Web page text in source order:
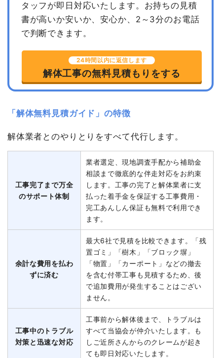
タッフが即日対応いたします。 お持ちの見積
書が高いか安いか、安心か、2～3分のお電話
で判断できます。
24時間以内に返信します
解体工事の無料見積もりをする
「解体無料見積ガイド」の特徴
解体業者とのやりとりをすべて代行します。
工事完了まで万全
のサポート体制
業者選定、現地調査手配から補助金
相談まで徹底的な伴走対応をお約束
します。工事の完了と解体業者に支
払った着手金を保証する工事費用・
完工あんしん保証も無料で利用でき
ます。
余計な費用を払わ
ずに済む
最大6社で見積を比較できます。「残
置ゴミ」「樹木」「ブロック塀」
「物置」「カーポート」などの撤去
を含む付帯工事も見積するため、後
で追加費用が発生することはござい
ません。
工事中のトラブル
対策と迅速な対応
工事前から解体後まで、トラブルは
すべて当協会が仲介いたします。も
しご近所さんからのクレームが起き
ても即日対応いたします。